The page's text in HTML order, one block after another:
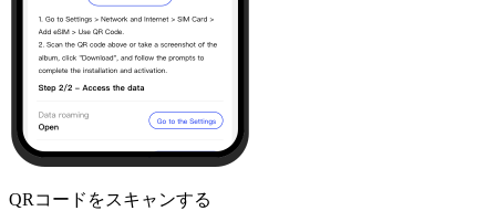
QRコードをスキャンする